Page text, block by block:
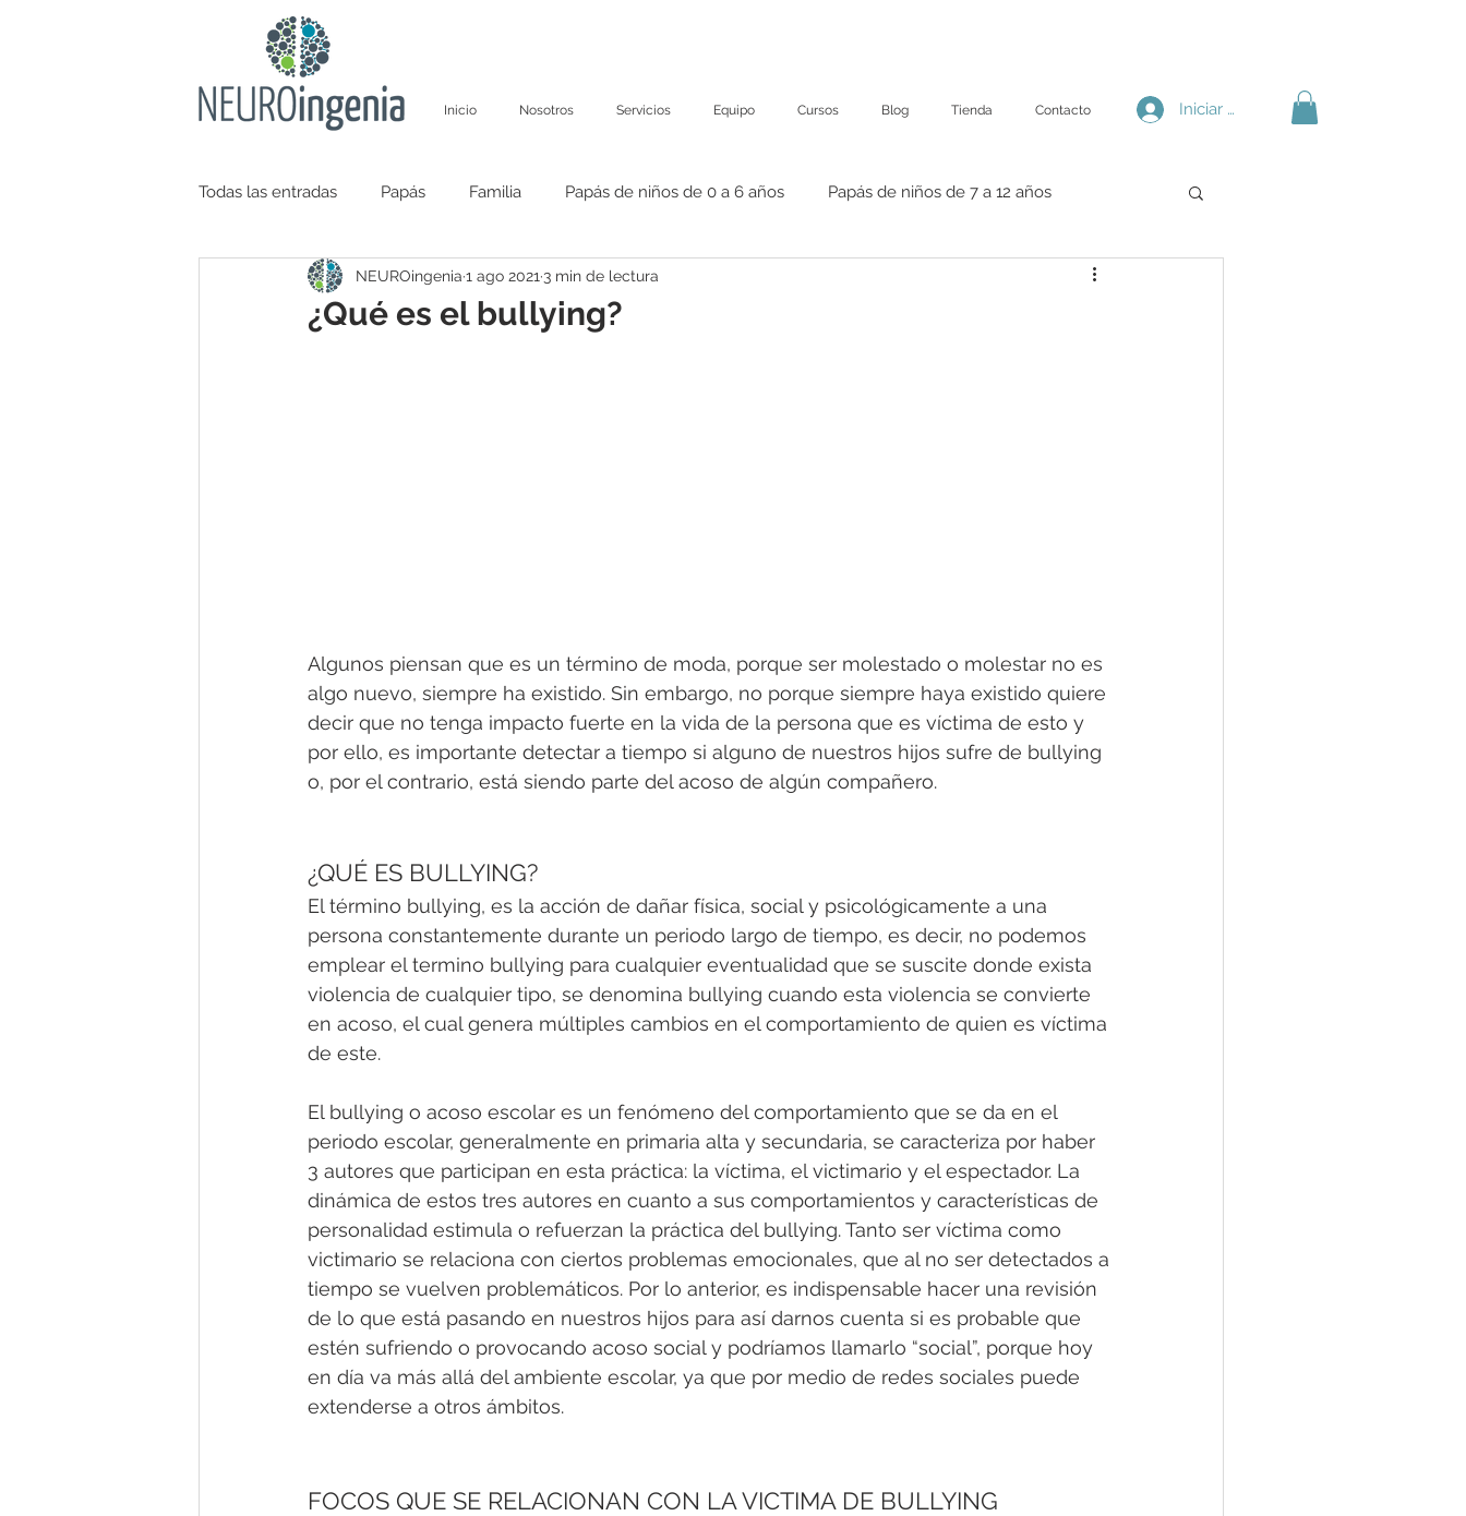
Inicio Nosotros Servicios Equipo Cursos Blog Tienda Contacto Iniciar sesión
Todas las entradas Papás Familia Papás de niños de 0 a 6 años Papás de niños de 7 a 12 años
Salud emocional
¿Qué es el bullying?
NEUROingenia 1 ago 2021 3 min de lectura
Algunos piensan que es un término de moda, porque ser molestado o molestar no es
algo nuevo, siempre ha existido. Sin embargo, no porque siempre haya existido quiere
decir que no tenga impacto fuerte en la vida de la persona que es víctima de esto y
por ello, es importante detectar a tiempo si alguno de nuestros hijos sufre de bullying
o, por el contrario, está siendo parte del acoso de algún compañero.
¿QUÉ ES BULLYING?
El término bullying, es la acción de dañar física, social y psicológicamente a una
persona constantemente durante un periodo largo de tiempo, es decir, no podemos
emplear el termino bullying para cualquier eventualidad que se suscite donde exista
violencia de cualquier tipo, se denomina bullying cuando esta violencia se convierte
en acoso, el cual genera múltiples cambios en el comportamiento de quien es víctima
de este.
El bullying o acoso escolar es un fenómeno del comportamiento que se da en el
periodo escolar, generalmente en primaria alta y secundaria, se caracteriza por haber
3 autores que participan en esta práctica: la víctima, el victimario y el espectador. La
dinámica de estos tres autores en cuanto a sus comportamientos y características de
personalidad estimula o refuerzan la práctica del bullying. Tanto ser víctima como
victimario se relaciona con ciertos problemas emocionales, que al no ser detectados a
tiempo se vuelven problemáticos. Por lo anterior, es indispensable hacer una revisión
de lo que está pasando en nuestros hijos para así darnos cuenta si es probable que
estén sufriendo o provocando acoso social y podríamos llamarlo “social”, porque hoy
en día va más allá del ambiente escolar, ya que por medio de redes sociales puede
extenderse a otros ámbitos.
FOCOS QUE SE RELACIONAN CON LA VICTIMA DE BULLYING